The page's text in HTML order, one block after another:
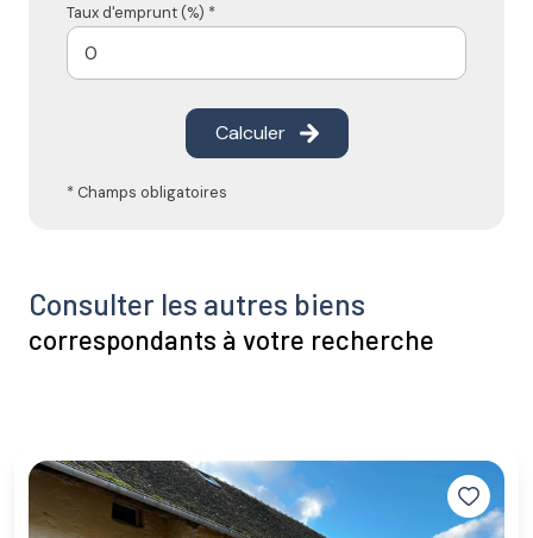
Taux d'emprunt (%) *
Calculer
* Champs obligatoires
Consulter les autres biens
correspondants à votre recherche